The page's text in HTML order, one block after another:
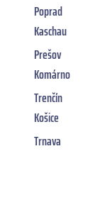
Poprad
Kaschau
Prešov
Komárno
Trenčín
Košice
Trnava